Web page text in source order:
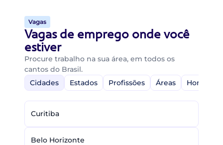
Vagas
Vagas de emprego onde você
estiver
Procure trabalho na sua área, em todos os
cantos do Brasil.
Cidades
Estados Profissões Áreas Home-
Curitiba
Belo Horizonte